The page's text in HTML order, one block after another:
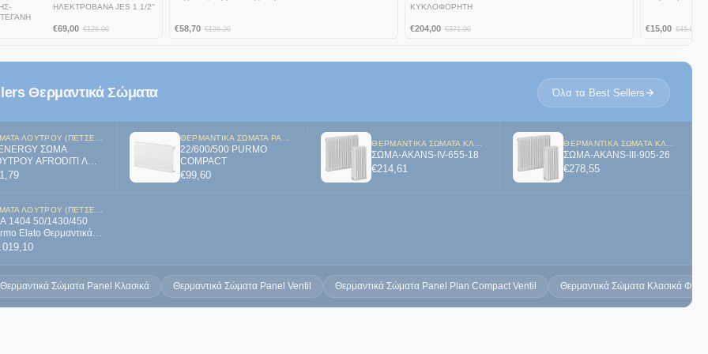
ΗΛΕΚΤΡΟΒΑΝΑ JES 1 1/2''
€69,00 €126,00 €58,70 €126,20
ΚΥΚΛΟΦΟΡΗΤΗ
€204,00 €371,00 €15,00 €45,00
Θερμαντικά Σώματα Όλα τα Best Sellers
ΣΩΜΑ
AFRODITI Λ
22/600/500 PURMO
COMPACT
€99,60
ΘΕΡΜΑΝΤΙΚΆ ΣΏΜΑΤΑ ΚΛΑΣΙΚΆ ΦΈΤΕΣ
ΣΩΜΑ-AKANS-IV-655-18
€214,61
ΘΕΡΜΑΝΤΙΚΆ ΣΏΜΑΤΑ ΚΛΑΣΙΚΆ ΦΈΤΕΣ
ΣΩΜΑ-AKANS-ΙΙΙ-905-26
€278,55
1404 50/1430/450
Elato Θερμαντικά
λουτρού δεξίας ή
Θερμαντικά Σώματα Panel Κλασικά Θερμαντικά Σώματα Panel Ventil Θερμαντικά Σώματα Panel Plan Compact Ventil Θερμαντικά Σώματα Κλασικά Φέτες